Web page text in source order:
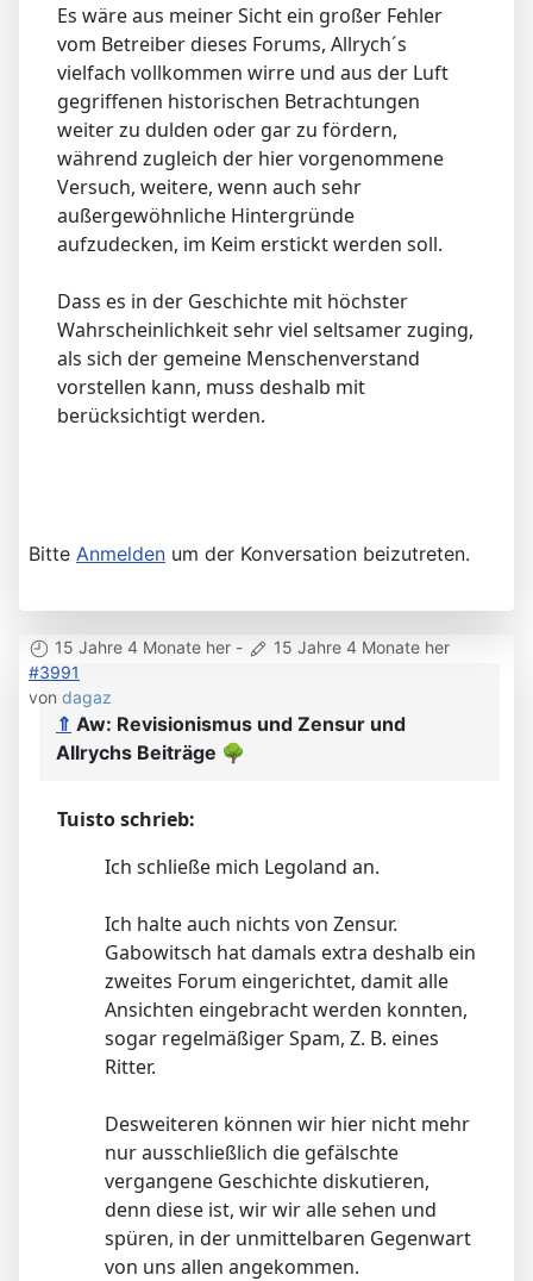
Es wäre aus meiner Sicht ein großer Fehler
vom Betreiber dieses Forums, Allrych´s
vielfach vollkommen wirre und aus der Luft
gegriffenen historischen Betrachtungen
weiter zu dulden oder gar zu fördern,
während zugleich der hier vorgenommene
Versuch, weitere, wenn auch sehr
außergewöhnliche Hintergründe
aufzudecken, im Keim erstickt werden soll.
Dass es in der Geschichte mit höchster
Wahrscheinlichkeit sehr viel seltsamer zuging,
als sich der gemeine Menschenverstand
vorstellen kann, muss deshalb mit
berücksichtigt werden.
Bitte Anmelden um der Konversation beizutreten.
15 Jahre 4 Monate her -
15 Jahre 4 Monate her
#3991
von dagaz
⇑ Aw: Revisionismus und Zensur und
Allrychs Beiträge 🌳
Tuisto schrieb:
Ich schließe mich Legoland an.
Ich halte auch nichts von Zensur.
Gabowitsch hat damals extra deshalb ein
zweites Forum eingerichtet, damit alle
Ansichten eingebracht werden konnten,
sogar regelmäßiger Spam, Z. B. eines
Ritter.
Desweiteren können wir hier nicht mehr
nur ausschließlich die gefälschte
vergangene Geschichte diskutieren,
denn diese ist, wir wir alle sehen und
spüren, in der unmittelbaren Gegenwart
von uns allen angekommen.